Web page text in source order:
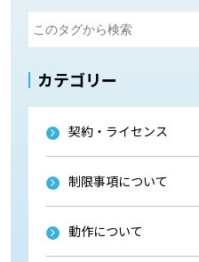
カテゴリー
契約・ライセンス
制限事項について
動作について